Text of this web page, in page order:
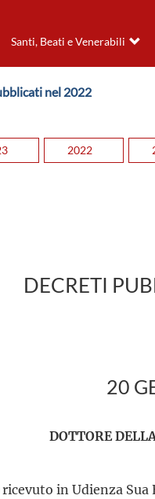
Santi, Beati e Venerabili
nel 2022
2022
DECRETI
20
DOTTORE
in Udienza